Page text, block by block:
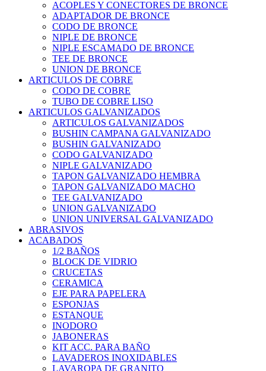
ACOPLES Y CONECTORES DE BRONCE
ADAPTADOR DE BRONCE
CODO DE BRONCE
NIPLE DE BRONCE
NIPLE ESCAMADO DE BRONCE
TEE DE BRONCE
UNION DE BRONCE
ARTICULOS DE COBRE
CODO DE COBRE
TUBO DE COBRE LISO
ARTICULOS GALVANIZADOS
ARTICULOS GALVANIZADOS
BUSHIN CAMPANA GALVANIZADO
BUSHIN GALVANIZADO
CODO GALVANIZADO
NIPLE GALVANIZADO
TAPON GALVANIZADO HEMBRA
TAPON GALVANIZADO MACHO
TEE GALVANIZADO
UNION GALVANIZADO
UNION UNIVERSAL GALVANIZADO
ABRASIVOS
ACABADOS
1/2 BAÑOS
BLOCK DE VIDRIO
CRUCETAS
CERAMICA
EJE PARA PAPELERA
ESPONJAS
ESTANQUE
INODORO
JABONERAS
KIT ACC. PARA BAÑO
LAVADEROS INOXIDABLES
LAVAROPA DE GRANITO